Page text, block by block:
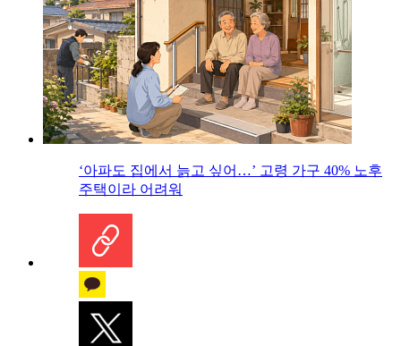
‘아파도 집에서 늙고 싶어…’ 고령 가구 40% 노후
주택이라 어려워